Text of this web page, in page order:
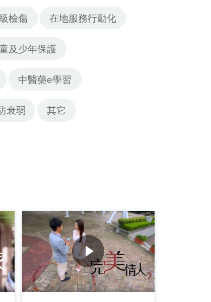
檢傷 在地服務行動化
及少年保護
中醫藥e學習
衰弱 其它